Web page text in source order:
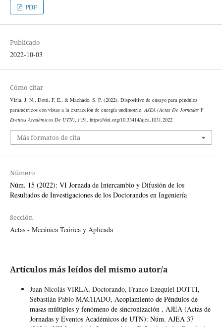
PDF
Publicado
2022-10-03
Cómo citar
Virla, J. N., Dotti, F. E., & Machado, S. P. (2022). Dispositivo de ensayo para péndulos
paramétricos con vistas a la extracción de energía undimotriz.AJEA (Actas De Jornadas Y
Eventos Académicos De UTN), (15). https://doi.org/10.33414/ajea.1031.2022
Más formatos de cita
Número
Núm. 15 (2022): VI Jornada de Intercambio y Difusión de los
Resultados de Investigaciones de los Doctorandos en Ingeniería
Sección
Actas - Mecánica Teórica y Aplicada
Artículos más leídos del mismo autor/a
Juan Nicolás VIRLA, Doctorando, Franco Ezequiel DOTTI,
Sebastián Pablo MACHADO, Acoplamiento de Péndulos de
masas múltiples y fenómeno de sincronización , AJEA (Actas de
Jornadas y Eventos Académicos de UTN): Núm. AJEA 37